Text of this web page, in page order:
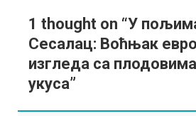
1 thought on “У
Сесалац: Воћњак
изгледа са
укуса”